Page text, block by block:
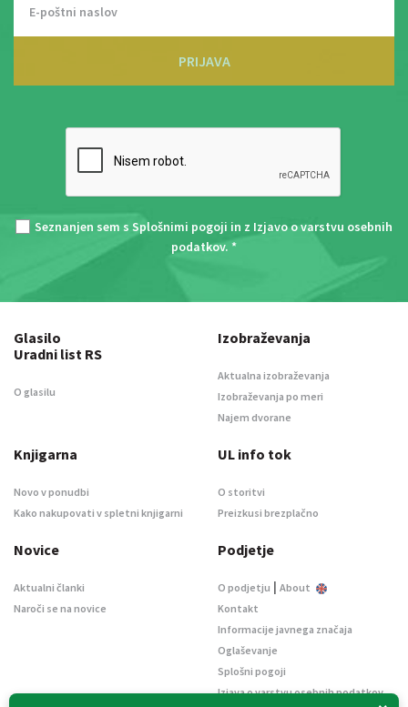
PRIJAVA
Seznanjen sem s Splošnimi pogoji in z Izjavo o varstvu osebnih
podatkov. *
Glasilo
Uradni list RS
O glasilu
Izobraževanja
Aktualna izobraževanja
Izobraževanja po meri
Najem dvorane
Knjigarna
Novo v ponudbi
Kako nakupovati v spletni knjigarni
UL info tok
O storitvi
Preizkusi brezplačno
Novice
Aktualni članki
Naroči se na novice
Podjetje
O podjetju | About
Kontakt
Informacije javnega značaja
Oglaševanje
Splošni pogoji
Izjava o varstvu osebnih podatkov